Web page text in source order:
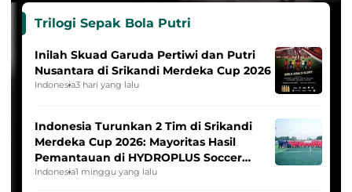
Trilogi Sepak Bola Putri
Inilah Skuad Garuda Pertiwi dan Putri
Nusantara di Srikandi Merdeka Cup 2026
Indonesia3 hari yang lalu
Indonesia Turunkan 2 Tim di Srikandi
Merdeka Cup 2026: Mayoritas Hasil
Pemantauan di HYDROPLUS Soccer
League
Indonesia1 minggu yang lalu